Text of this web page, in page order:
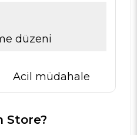
düzeni
Acil müdahale
Store?